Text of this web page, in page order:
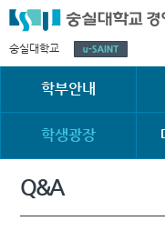
숭실대학교
학부안내
학생광장
Q&A